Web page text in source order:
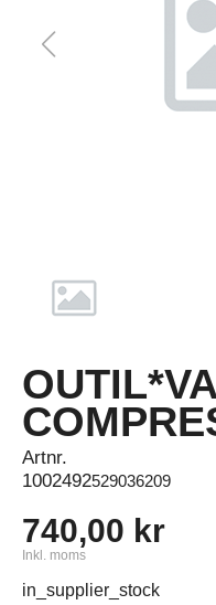
Artnr.
1002492529036209
740,00 kr
Inkl. moms
in_supplier_stock